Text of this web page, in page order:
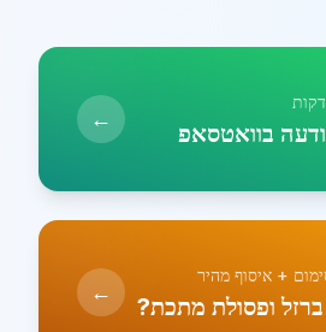
בוואטסאפ ←
+ איסוף מהיר
ברזל ופסולת מתכת? ←